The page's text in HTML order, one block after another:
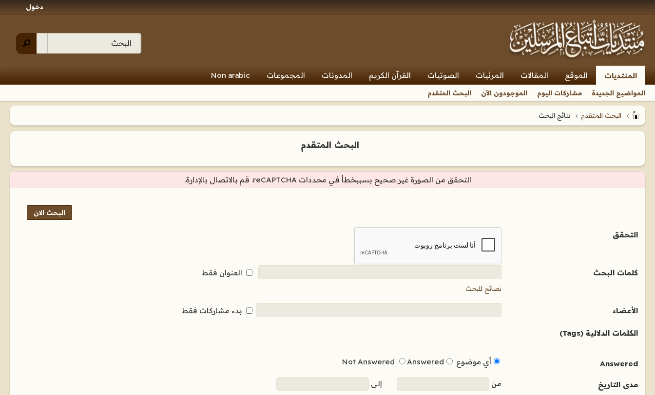
دخول
المنتديات الموقع المقالات المرئيات الصوتيات القرآن الكريم المدونات المجموعات Non arabic
المواضيع الجديدة مشاركات اليوم الموجودون الآن البحث المتقدم
البحث المتقدم نتائج البحث
البحث المتقدم
التحقق من الصورة غير صحيح بسببخطأ في محددات reCAPTCHA. قم بالاتصال بالإدارة.
البحث الان
التحقق
كلمات البحث
نصائح للبحث
العنوان فقط
الأعضاء بدء مشاركات فقط
الكلمات الدلالية (Tags)
Answered أي موضوع Not Answered Answered
مدى التاريخ من إلى